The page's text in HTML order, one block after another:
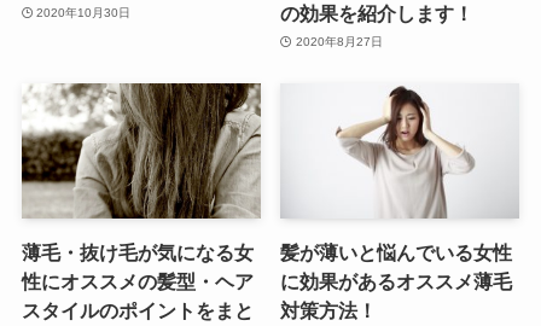
2020年10月30日
の効果を紹介します！
2020年8月27日
薄毛・抜け毛が気になる女
性にオススメの髪型・ヘア
スタイルのポイントをまと
髪が薄いと悩んでいる女性
に効果があるオススメ薄毛
対策方法！